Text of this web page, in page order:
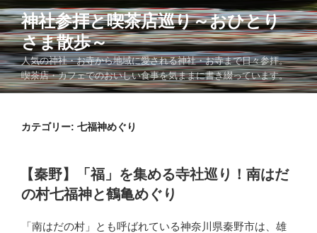
コ
ン
テ
ン
ツ
へ
神社参拝と喫茶店巡り～おひとり
さま散歩～
人気の神社・お寺から地域に愛される神社・お寺まで日々参拝。
喫茶店・カフェでのおいしい食事を気ままに書き綴っています。
カテゴリー: 七福神めぐり
投
稿
日:
【秦野】「福」を集める寺社巡り！南はだ
の村七福神と鶴亀めぐり
「南はだの村」とも呼ばれている神奈川県秦野市は、雄